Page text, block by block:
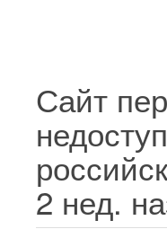
Сайт
2 нед.